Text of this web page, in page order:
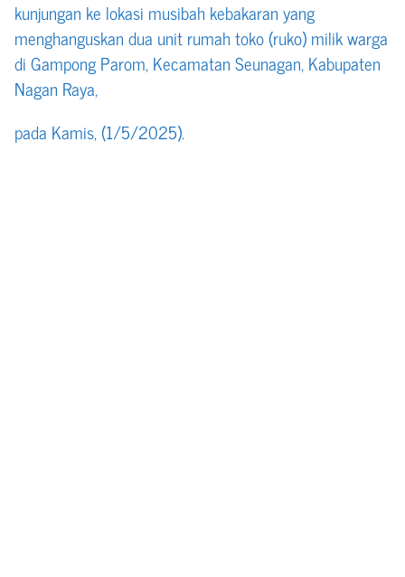
kunjungan ke lokasi musibah kebakaran yang
menghanguskan dua unit rumah toko (ruko) milik warga
di Gampong Parom, Kecamatan Seunagan, Kabupaten
Nagan Raya,
pada Kamis, (1/5/2025).